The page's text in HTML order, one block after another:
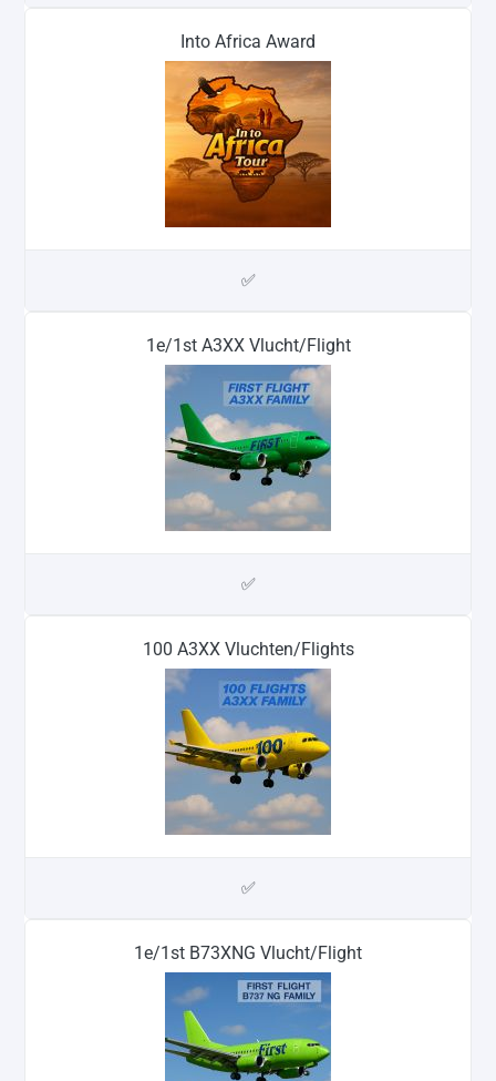
Into Africa Award
✅
1e/1st A3XX Vlucht/Flight
✅
100 A3XX Vluchten/Flights
✅
1e/1st B73XNG Vlucht/Flight